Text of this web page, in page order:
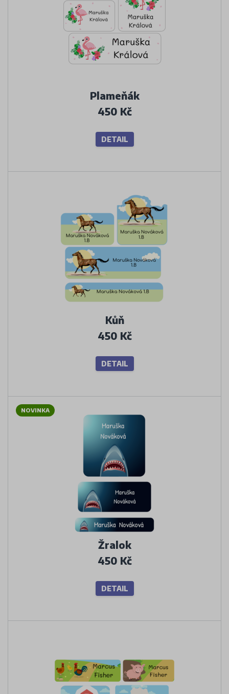
Plameňák
450 Kč
DETAIL
Kůň
450 Kč
DETAIL
NOVINKA
Žralok
450 Kč
DETAIL